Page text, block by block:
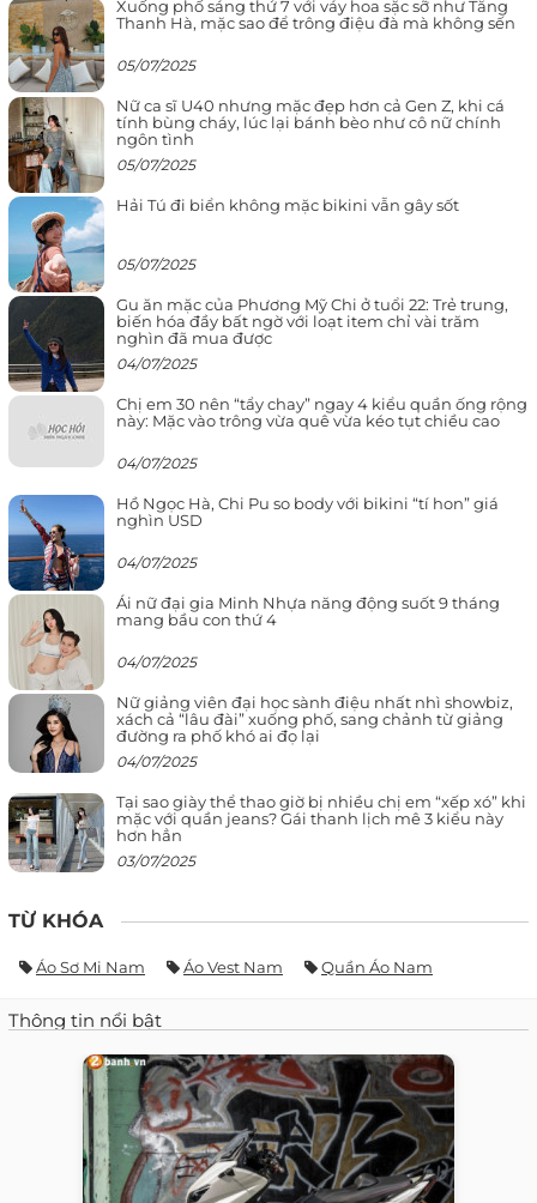
Xuống phố sáng thứ 7 với váy hoa sặc sỡ như Tăng
Thanh Hà, mặc sao để trông điệu đà mà không sến
05/07/2025
Nữ ca sĩ U40 nhưng mặc đẹp hơn cả Gen Z, khi cá
tính bùng cháy, lúc lại bánh bèo như cô nữ chính
ngôn tình
05/07/2025
Hải Tú đi biển không mặc bikini vẫn gây sốt
05/07/2025
Gu ăn mặc của Phương Mỹ Chi ở tuổi 22: Trẻ trung,
biến hóa đầy bất ngờ với loạt item chỉ vài trăm
nghìn đã mua được
04/07/2025
Chị em 30 nên “tẩy chay” ngay 4 kiểu quần ống rộng
này: Mặc vào trông vừa quê vừa kéo tụt chiều cao
04/07/2025
Hồ Ngọc Hà, Chi Pu so body với bikini “tí hon” giá
nghìn USD
04/07/2025
Ái nữ đại gia Minh Nhựa năng động suốt 9 tháng
mang bầu con thứ 4
04/07/2025
Nữ giảng viên đại học sành điệu nhất nhì showbiz,
xách cả “lâu đài” xuống phố, sang chảnh từ giảng
đường ra phố khó ai đọ lại
04/07/2025
Tại sao giày thể thao giờ bị nhiều chị em “xếp xó” khi
mặc với quần jeans? Gái thanh lịch mê 3 kiểu này
hơn hẳn
03/07/2025
TỪ KHÓA
Áo Sơ Mi Nam Áo Vest Nam Quần Áo Nam
Thông tin nổi bật